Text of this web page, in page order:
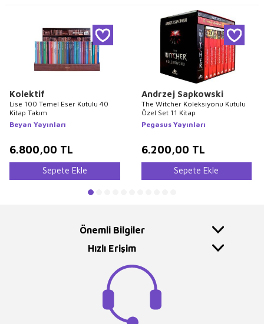
Kolektif
Lise 100 Temel Eser Kutulu 40
Kitap Takım
Beyan Yayınları
6.800,00 TL
Sepete Ekle
Andrzej Sapkowski
The Witcher Koleksiyonu Kutulu
Özel Set 11 Kitap
Pegasus Yayınları
6.200,00 TL
Sepete Ekle
Önemli Bilgiler
Hızlı Erişim